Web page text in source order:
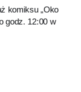
komiksu „Oko
godz. 12:00 w